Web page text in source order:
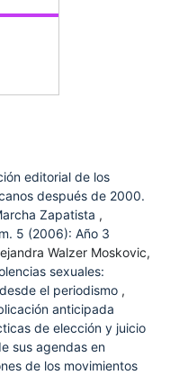
editorial de los
después de 2000.
Zapatista ,
5 (2006): Año 3
Walzer Moskovic,
sexuales:
el periodismo ,
anticipada
de elección y juicio
sus agendas en
de los movimientos